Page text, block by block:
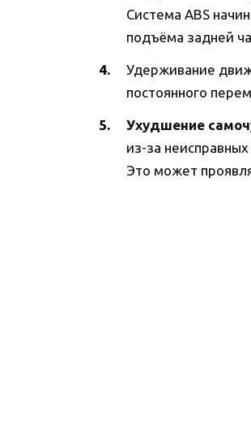
Система ABS
подъёма задней
Удерживание
постоянного
Ухудшение
из-за
Это может